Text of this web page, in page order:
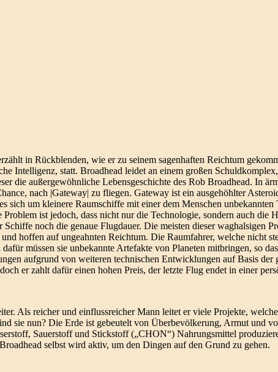
in Rückblenden, wie er zu seinem sagenhaften Reichtum
Intelligenz, statt. Broadhead leidet an einem großen
die außergewöhnliche Lebensgeschichte des Rob Broadhead. In
nach |Gateway| zu fliegen. Gateway ist ein ausgehöhlter
sich um kleinere Raumschiffe mit einer dem Menschen
ist jedoch, dass nicht nur die Technologie, sondern auch die
noch die genaue Flugdauer. Die meisten dieser waghalsigen
hoffen auf ungeahnten Reichtum. Die Raumfahrer, welche nicht
müssen sie unbekannte Artefakte von Planeten mitbringen, so
aufgrund von weiteren technischen Entwicklungen auf Basis der
er zahlt dafür einen hohen Preis, der letzte Flug endet in einer
Als reicher und einflussreicher Mann leitet er viele Projekte,
sie nun? Die Erde ist gebeutelt von Überbevölkerung, Armut und
Sauerstoff und Stickstoff („CHON“) Nahrungsmittel
selbst wird aktiv, um den Dingen auf den Grund zu gehen.